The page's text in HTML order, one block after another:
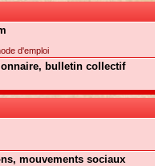
d'emploi
bulletin collectif
mouvements sociaux